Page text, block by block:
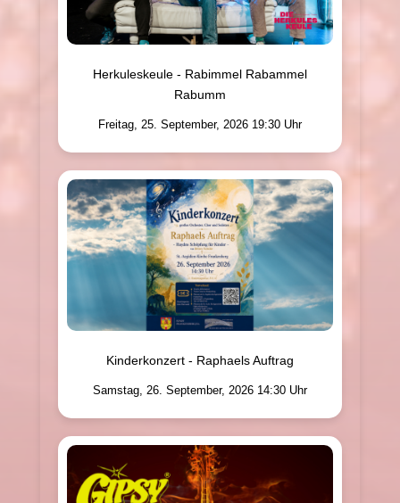
Herkuleskeule - Rabimmel Rabammel
Rabumm
Freitag, 25. September, 2026 19:30 Uhr
Kinderkonzert - Raphaels Auftrag
Samstag, 26. September, 2026 14:30 Uhr